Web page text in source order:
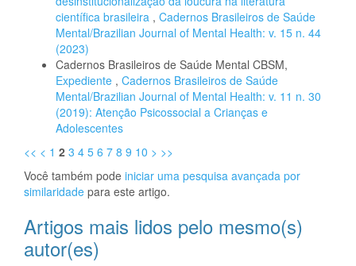
científica brasileira , Cadernos Brasileiros de Saúde
Mental/Brazilian Journal of Mental Health: v. 15 n. 44
(2023)
Cadernos Brasileiros de Saúde Mental CBSM,
Expediente , Cadernos Brasileiros de Saúde
Mental/Brazilian Journal of Mental Health: v. 11 n. 30
(2019): Atenção Psicossocial a Crianças e
Adolescentes
<< < 1 2 3 4 5 6 7 8 9 10 > >>
Você também pode iniciar uma pesquisa avançada por
similaridade para este artigo.
Artigos mais lidos pelo mesmo(s)
autor(es)